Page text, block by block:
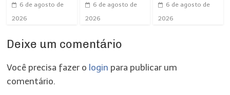
6 de agosto de
2026
6 de agosto de
2026
6 de agosto de
2026
Deixe um comentário
Você precisa fazer o login para publicar um
comentário.